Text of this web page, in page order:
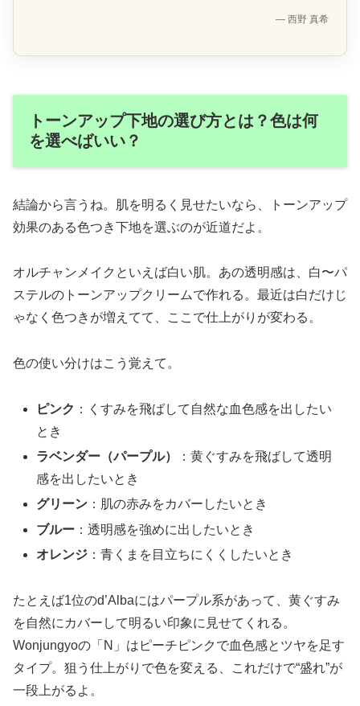
— 西野 真希
トーンアップ下地の選び方とは？色は何
を選べばいい？
結論から言うね。肌を明るく見せたいなら、トーンアップ
効果のある色つき下地を選ぶのが近道だよ。
オルチャンメイクといえば白い肌。あの透明感は、白〜パ
ステルのトーンアップクリームで作れる。最近は白だけじ
ゃなく色つきが増えてて、ここで仕上がりが変わる。
色の使い分けはこう覚えて。
ピンク ：くすみを飛ばして自然な血色感を出したい
とき
ラベンダー（パープル）
：黄ぐすみを飛ばして透明
感を出したいとき
グリーン ：肌の赤みをカバーしたいとき
ブルー ：透明感を強めに出したいとき
オレンジ ：青くまを目立ちにくくしたいとき
たとえば1位のd’Albaにはパープル系があって、黄ぐすみ
を自然にカバーして明るい印象に見せてくれる。
Wonjungyoの「N」はピーチピンクで血色感とツヤを足す
タイプ。狙う仕上がりで色を変える、これだけで“盛れ”が
一段上がるよ。